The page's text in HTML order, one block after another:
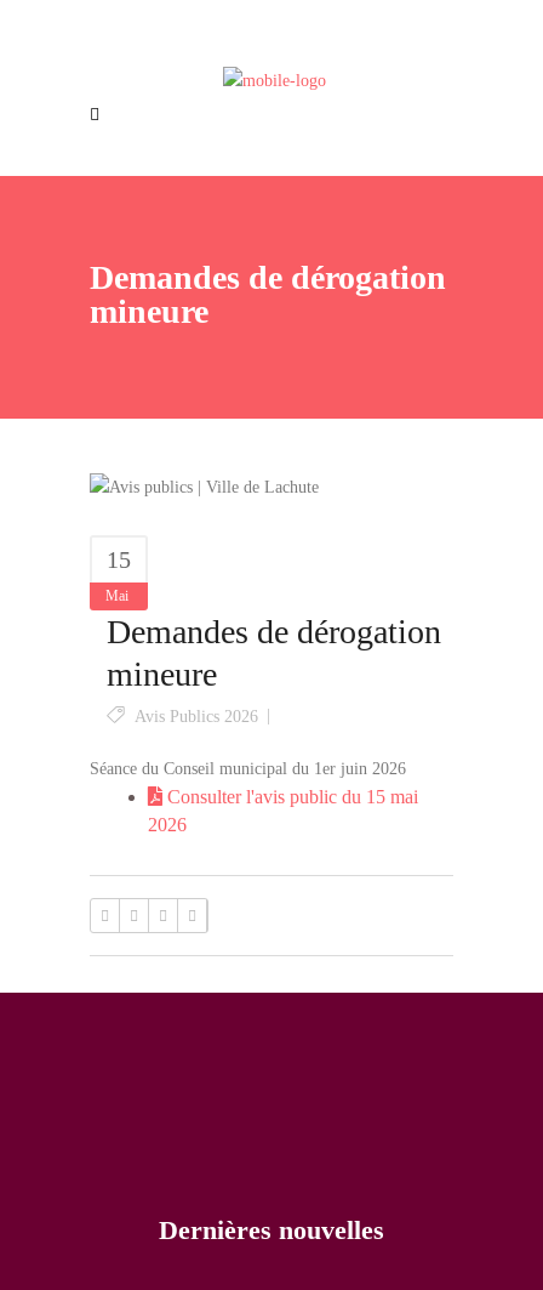
Offres d’emploi
Demandes de dérogation
mineure
15
Mai
Demandes de dérogation
mineure
Avis Publics 2026
Séance du Conseil municipal du 1er juin 2026
Consulter l'avis public du 15 mai
2026
Dernières nouvelles